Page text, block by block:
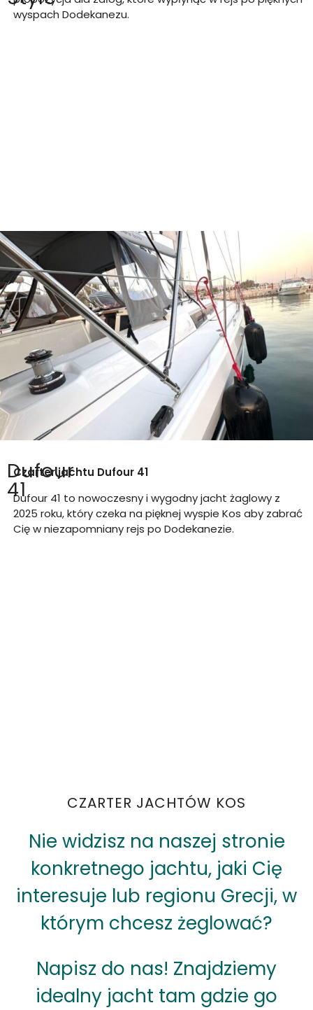
wyspach Dodekanezu.
Dufour
41
Czarter jachtu Dufour 41
Dufour 41 to nowoczesny i wygodny jacht żaglowy z
2025 roku, który czeka na pięknej wyspie Kos aby zabrać
Cię w niezapomniany rejs po Dodekanezie.
CZARTER JACHTÓW KOS
Nie widzisz na naszej stronie
konkretnego jachtu, jaki Cię
interesuje lub regionu Grecji, w
którym chcesz żeglować?
Napisz do nas! Znajdziemy
idealny jacht tam gdzie go